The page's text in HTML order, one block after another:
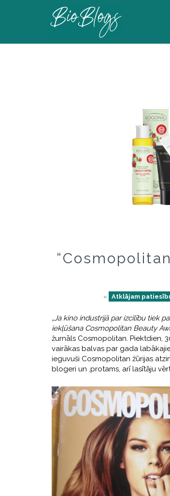
« Atklājam
„Ja kino industrijā par izcilību tiek
iekļūšana Cosmopolitan Beauty
žurnāls Cosmopolitan. Piektdien,
vairākas balvas par gada
ieguvuši Cosmopolitan žūrijas
blogeri un ,protams, arī lasītāju